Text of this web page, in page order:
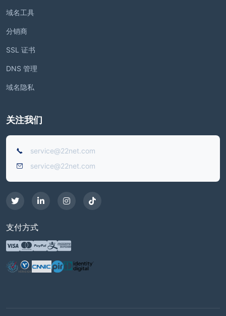
域名工具
分销商
SSL 证书
DNS 管理
域名隐私
关注我们
service@22net.com
service@22net.com
支付方式